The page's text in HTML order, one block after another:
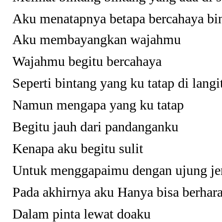
Aku menatapnya betapa bercahaya
Aku membayangkan wajahmu
Wajahmu begitu bercahaya
Seperti bintang yang ku tatap di
Namun mengapa yang ku tatap
Begitu jauh dari pandanganku
Kenapa aku begitu sulit
Untuk menggapaimu dengan ujung j
Pada akhirnya aku Hanya bisa
Dalam pinta lewat doaku